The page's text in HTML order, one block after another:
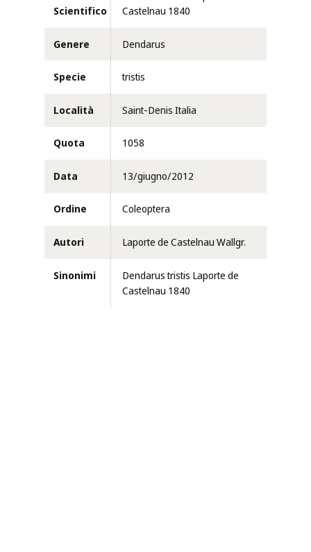
Scientifico
Castelnau 1840
Genere Dendarus
Specie tristis
Località Saint-Denis Italia
Quota 1058
Data 13/giugno/2012
Ordine Coleoptera
Autori Laporte de Castelnau Wallgr.
Sinonimi
Dendarus tristis Laporte de
Castelnau 1840